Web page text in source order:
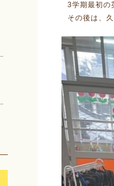
3学期最初の
その後は、